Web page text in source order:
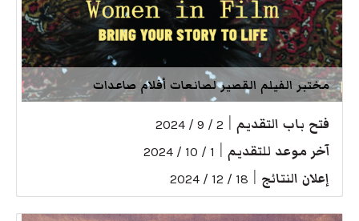
مختبر الفيلم القصير لصانعات أفلام صاعدات
فتح باب التقديم 2 / 9 / 2024
آخر موعد للتقديم 1 / 10 / 2024
إعلان النتائج 18 / 12 / 2024